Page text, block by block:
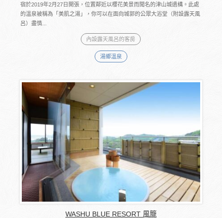
宿於2019年2月27日開張，位置鄰近以櫻花美景而聞名的津山城遺構。此處
的溫泉被稱為「美肌之湯」，你可以在面向城郭的公眾大浴堂（附設露天風
呂）盡情...
內設露天風呂的客房
湯鄉溫泉
WASHU BLUE RESORT 風籠